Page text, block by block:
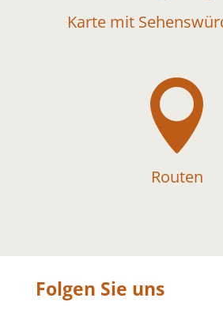
Karte mit

Routen
Folgen Sie uns